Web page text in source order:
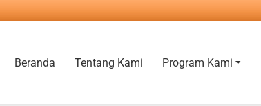
Beranda Tentang Kami Program Kami